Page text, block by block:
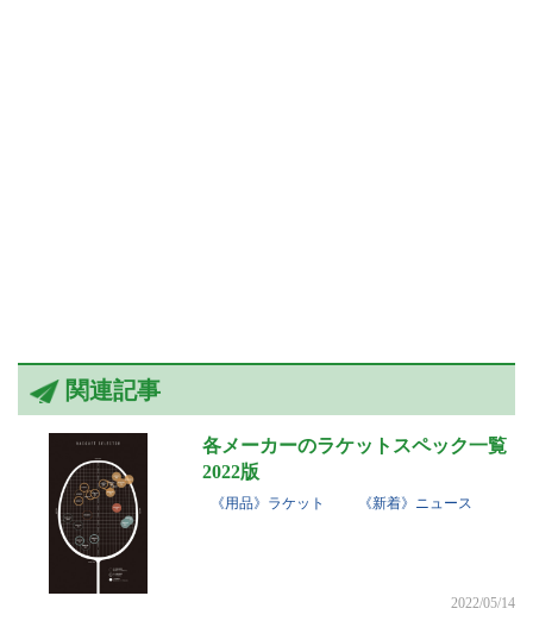
関連記事
各メーカーのラケットスペック一覧
2022版
《用品》ラケット 《新着》ニュース
2022/05/14